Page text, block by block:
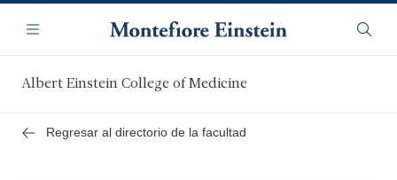
contenido
principal
Navegación
Menú
Albert Einstein College of Medicine
Regresar al directorio de la facultad